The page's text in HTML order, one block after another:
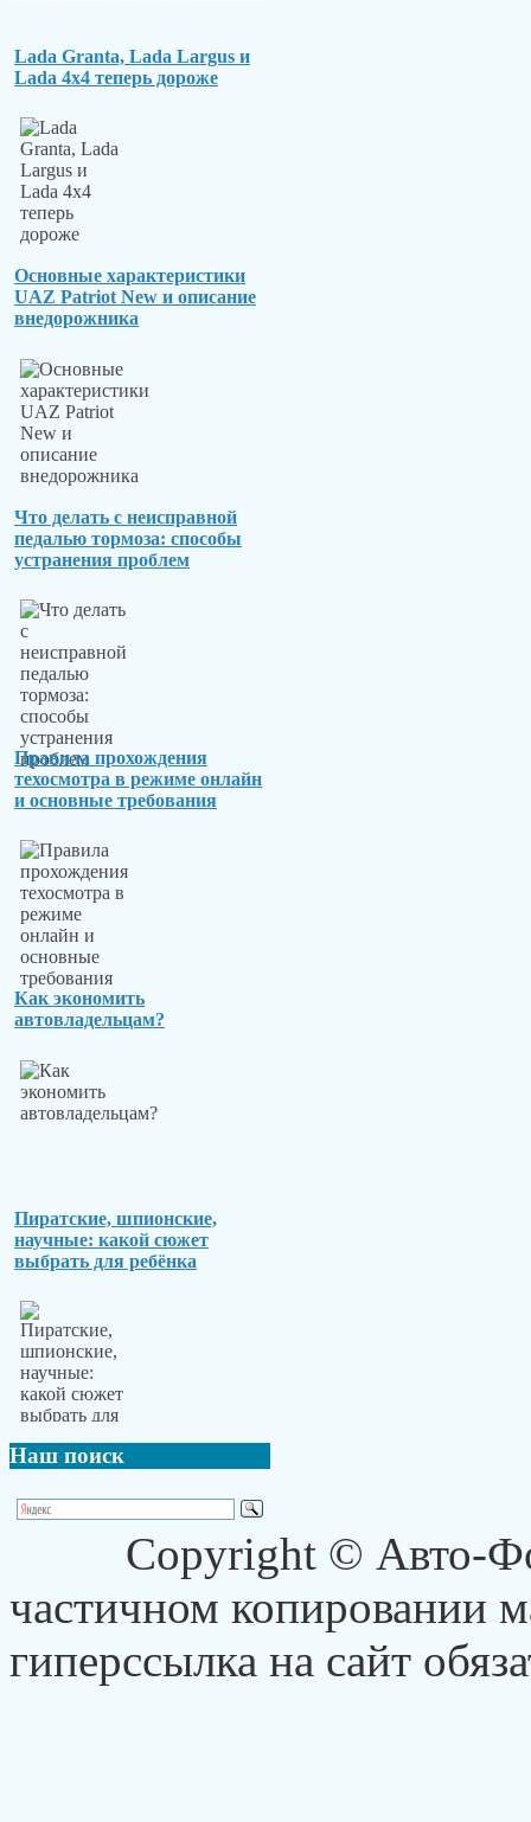
Lada Granta, Lada Largus и
Lada 4x4 теперь дороже
Основные характеристики
UAZ Patriot New и описание
внедорожника
Что делать с неисправной
педалью тормоза: способы
устранения проблем
Правила прохождения
техосмотра в режиме онлайн
и основные требования
Как экономить
автовладельцам?
Пиратские, шпионские,
научные: какой сюжет
выбрать для ребёнка
Наш поиск
Copyright © Авто-
частичном копировании
гиперссылка на сайт